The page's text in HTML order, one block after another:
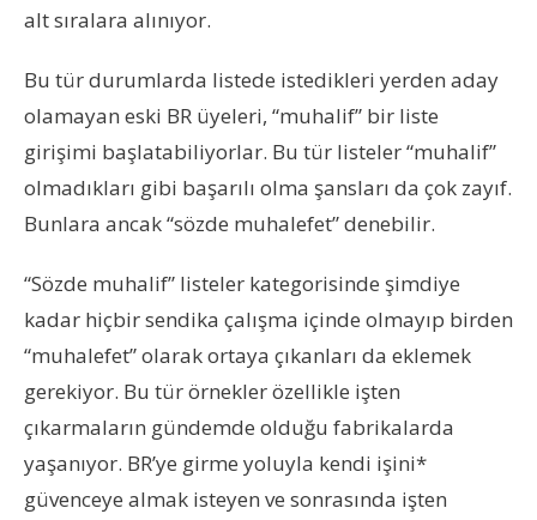
alt sıralara alınıyor.
Bu tür durumlarda listede istedikleri yerden aday
olamayan eski BR üyeleri, “muhalif” bir liste
girişimi başlatabiliyorlar. Bu tür listeler “muhalif”
olmadıkları gibi başarılı olma şansları da çok zayıf.
Bunlara ancak “sözde muhalefet” denebilir.
“Sözde muhalif” listeler kategorisinde şimdiye
kadar hiçbir sendika çalışma içinde olmayıp birden
“muhalefet” olarak ortaya çıkanları da eklemek
gerekiyor. Bu tür örnekler özellikle işten
çıkarmaların gündemde olduğu fabrikalarda
yaşanıyor. BR’ye girme yoluyla kendi işini*
güvenceye almak isteyen ve sonrasında işten